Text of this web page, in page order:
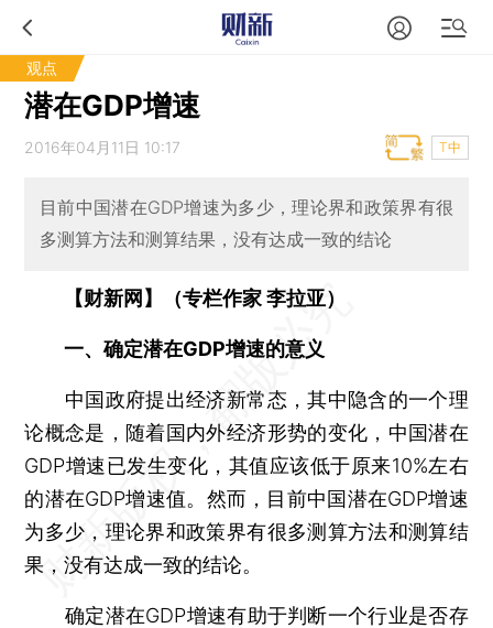
观点
潜在GDP增速
2016年04月11日 10:17 T中
目前中国潜在GDP增速为多少，理论界和政策界有很
多测算方法和测算结果，没有达成一致的结论
【财新网】（专栏作家 李拉亚）
一、确定潜在GDP增速的意义
中国政府提出经济新常态，其中隐含的一个理
论概念是，随着国内外经济形势的变化，中国潜在
GDP增速已发生变化，其值应该低于原来10%左右
的潜在GDP增速值。然而，目前中国潜在GDP增速
为多少，理论界和政策界有很多测算方法和测算结
果，没有达成一致的结论。
确定潜在GDP增速有助于判断一个行业是否存